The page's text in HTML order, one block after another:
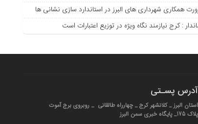
همکاری شهرداری های البرز در استاندارد سازی نشانی ها
: کرج نیازمند نگاه ویژه در توزیع اعتبارات است
آدرس پسـتی
استان البرز _ کلانشهر کرج _ چهارراه طالقانی _ روبروی برج آموت
پلاک 175_ پایگاه خبری سمن البرز